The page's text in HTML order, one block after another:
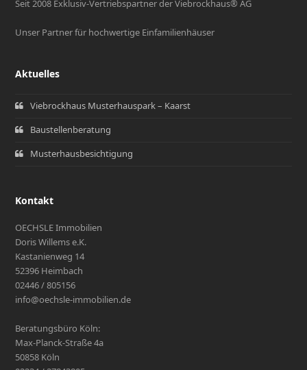
Seit 2008 Exklusiv-Vertriebspartner der Viebrockhaus® AG
Unser Partner für hochwertige Einfamilienhäuser
Aktuelles
Viebrockhaus Musterhauspark – Kaarst
Baustellenberatung
Musterhausbesichtigung
Kontakt
OECHSLE Immobilien
Doris Willems e.K.
Kastanienweg 14
52396 Heimbach
02446 / 805156
info@oechsle-immobilien.de
Beratungsbüro Köln:
Max-Planck-Straße 4a
50858 Köln